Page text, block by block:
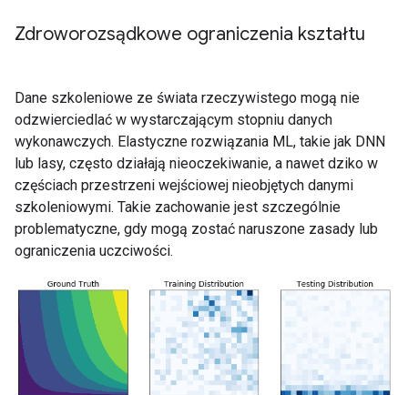
Zdroworozsądkowe ograniczenia kształtu
Dane szkoleniowe ze świata rzeczywistego mogą nie
odzwierciedlać w wystarczającym stopniu danych
wykonawczych. Elastyczne rozwiązania ML, takie jak DNN
lub lasy, często działają nieoczekiwanie, a nawet dziko w
częściach przestrzeni wejściowej nieobjętych danymi
szkoleniowymi. Takie zachowanie jest szczególnie
problematyczne, gdy mogą zostać naruszone zasady lub
ograniczenia uczciwości.